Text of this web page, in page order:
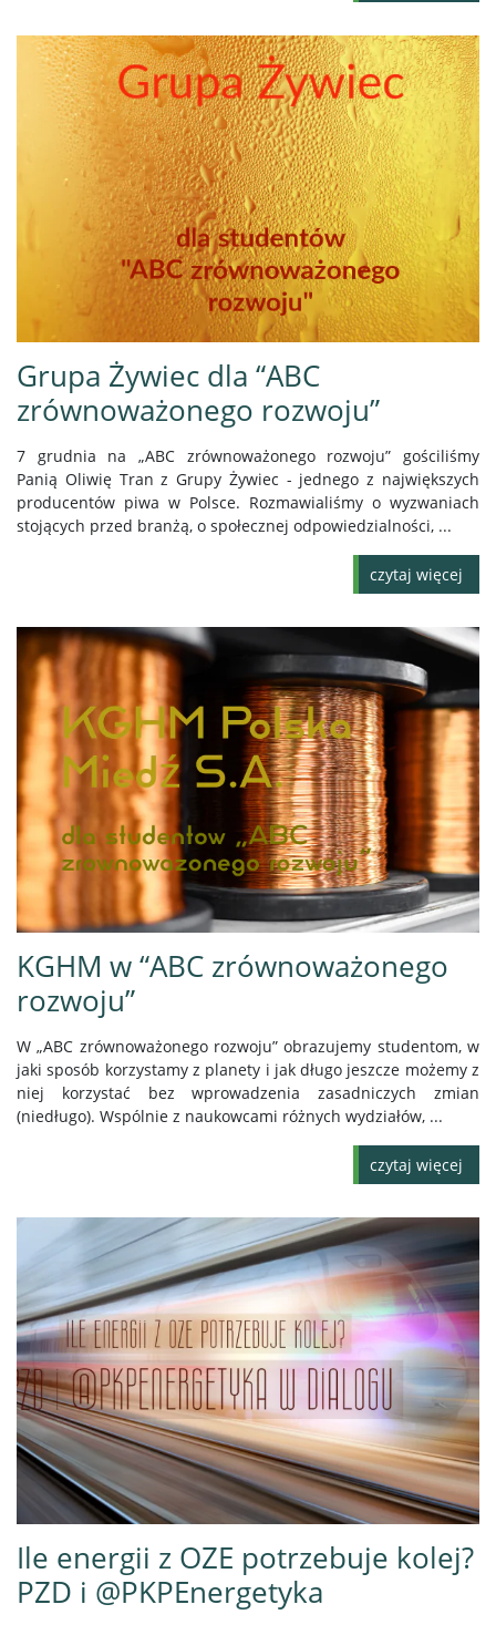
Grupa Żywiec dla “ABC
zrównoważonego rozwoju”
7 grudnia na „ABC zrównoważonego rozwoju” gościliśmy
Panią Oliwię Tran z Grupy Żywiec - jednego z największych
producentów piwa w Polsce. Rozmawialiśmy o wyzwaniach
stojących przed branżą, o społecznej odpowiedzialności, ...
czytaj więcej
KGHM w “ABC zrównoważonego
rozwoju”
W „ABC zrównoważonego rozwoju” obrazujemy studentom, w
jaki sposób korzystamy z planety i jak długo jeszcze możemy z
niej korzystać bez wprowadzenia zasadniczych zmian
(niedługo). Wspólnie z naukowcami różnych wydziałów, ...
czytaj więcej
Ile energii z OZE potrzebuje kolej?
PZD i @PKPEnergetyka